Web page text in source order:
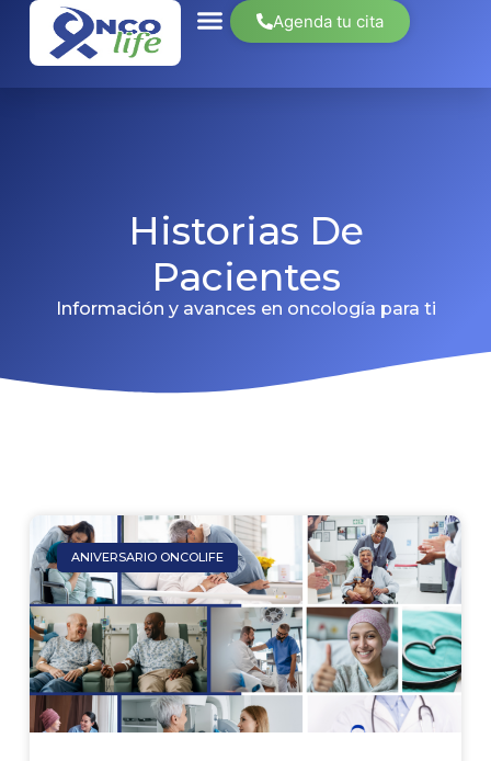
Agenda tu cita
Historias De
Pacientes
Información y avances en oncología para ti
ANIVERSARIO ONCOLIFE